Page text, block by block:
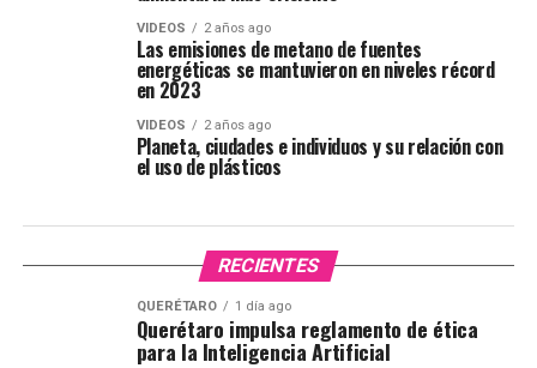
VIDEOS 2 años ago
Las emisiones de metano de fuentes
energéticas se mantuvieron en niveles récord
en 2023
VIDEOS 2 años ago
Planeta, ciudades e individuos y su relación con
el uso de plásticos
RECIENTES
QUERÉTARO 1 día ago
Querétaro impulsa reglamento de ética
para la Inteligencia Artificial